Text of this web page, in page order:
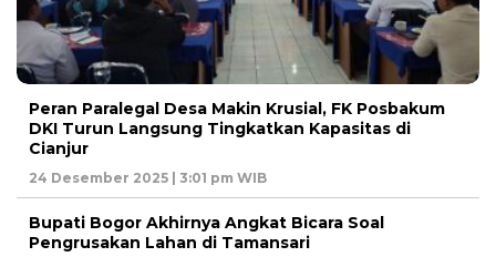
Peran Paralegal Desa Makin Krusial, FK Posbakum
DKI Turun Langsung Tingkatkan Kapasitas di
Cianjur
24 Desember 2025 | 3:01 pm WIB
Bupati Bogor Akhirnya Angkat Bicara Soal
Pengrusakan Lahan di Tamansari